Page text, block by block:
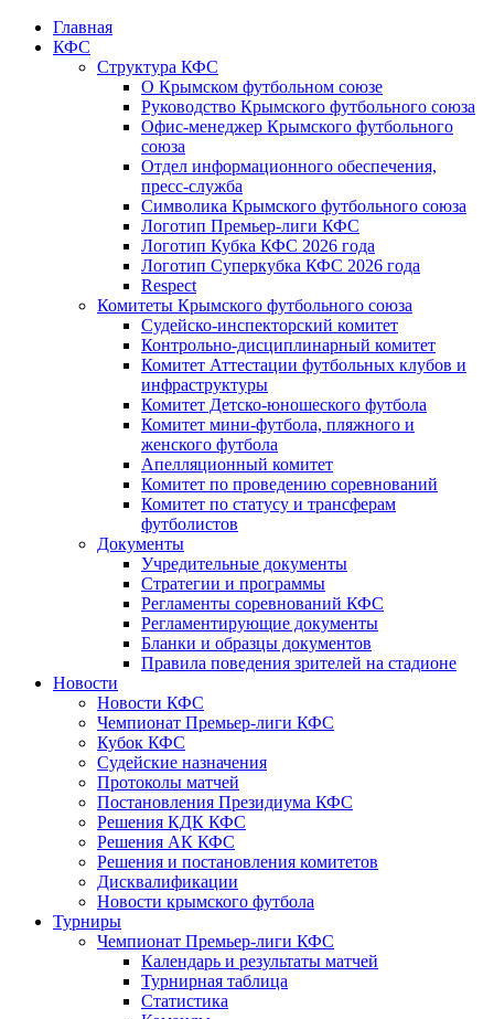
Главная
КФС
Структура КФС
О Крымском футбольном союзе
Руководство Крымского футбольного союза
Офис-менеджер Крымского футбольного
союза
Отдел информационного обеспечения,
пресс-служба
Символика Крымского футбольного союза
Логотип Премьер-лиги КФС
Логотип Кубка КФС 2026 года
Логотип Суперкубка КФС 2026 года
Respect
Комитеты Крымского футбольного союза
Судейско-инспекторский комитет
Контрольно-дисциплинарный комитет
Комитет Аттестации футбольных клубов и
инфраструктуры
Комитет Детско-юношеского футбола
Комитет мини-футбола, пляжного и
женского футбола
Апелляционный комитет
Комитет по проведению соревнований
Комитет по статусу и трансферам
футболистов
Документы
Учредительные документы
Стратегии и программы
Регламенты соревнований КФС
Регламентирующие документы
Бланки и образцы документов
Правила поведения зрителей на стадионе
Новости
Новости КФС
Чемпионат Премьер-лиги КФС
Кубок КФС
Судейские назначения
Протоколы матчей
Постановления Президиума КФС
Решения КДК КФС
Решения АК КФС
Решения и постановления комитетов
Дисквалификации
Новости крымского футбола
Турниры
Чемпионат Премьер-лиги КФС
Календарь и результаты матчей
Турнирная таблица
Статистика